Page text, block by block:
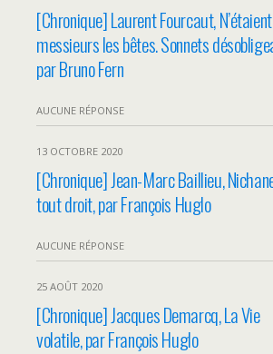
[Chronique] Laurent Fourcaut, N’étaient
messieurs les bêtes. Sonnets
par Bruno Fern
AUCUNE RÉPONSE
13 OCTOBRE 2020
[Chronique] Jean-Marc Baillieu,
tout droit, par François Huglo
AUCUNE RÉPONSE
25 AOÛT 2020
[Chronique] Jacques Demarcq, La Vie
volatile, par François Huglo